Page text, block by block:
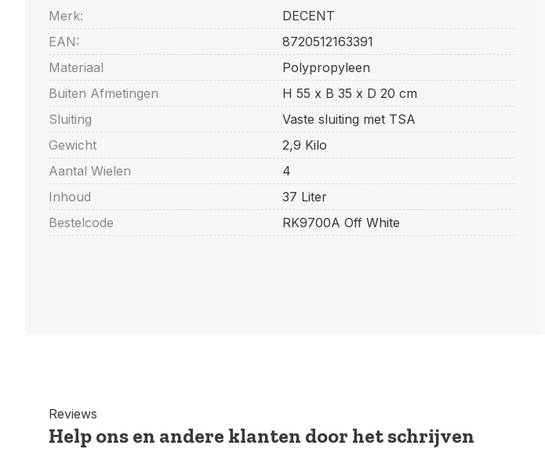
Merk:
DECENT
EAN:
8720512163391
Materiaal
Polypropyleen
Buiten Afmetingen
H 55 x B 35 x D 20 cm
Sluiting
Vaste sluiting met TSA
Gewicht
2,9 Kilo
Aantal Wielen
4
Inhoud
37 Liter
Bestelcode
RK9700A Off White
Reviews
Help ons en andere klanten door het schrijven